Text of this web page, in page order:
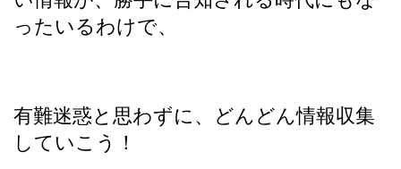
ったいるわけで、
有難迷惑と思わずに、どんどん情報収集
していこう！